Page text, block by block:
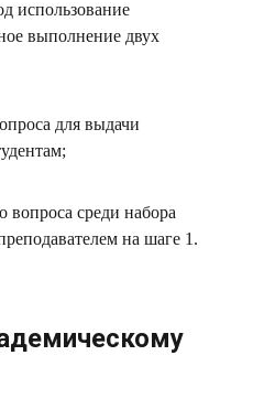
использование
выполнение двух
для выдачи
вопроса среди набора
на шаге 1.